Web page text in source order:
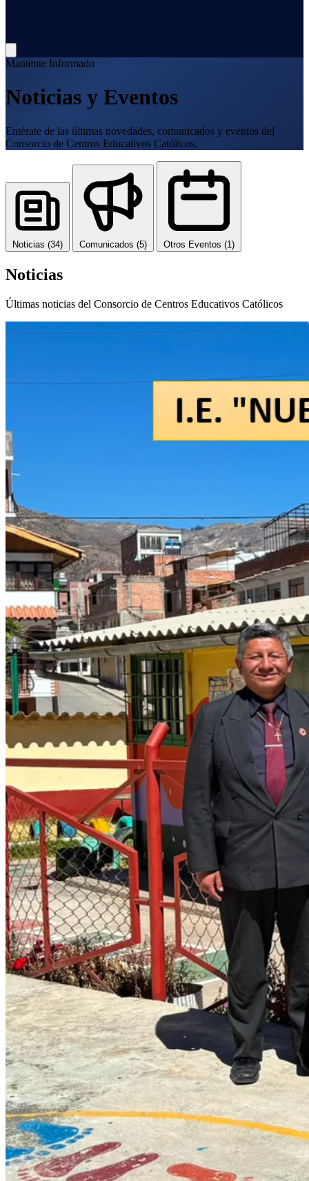
Mantente Informado
Noticias y Eventos
Entérate de las últimas novedades, comunicados y eventos del
Consorcio de Centros Educativos Católicos.
Noticias (34) Comunicados (5) Otros Eventos (1)
Noticias
Últimas noticias del Consorcio de Centros Educativos Católicos